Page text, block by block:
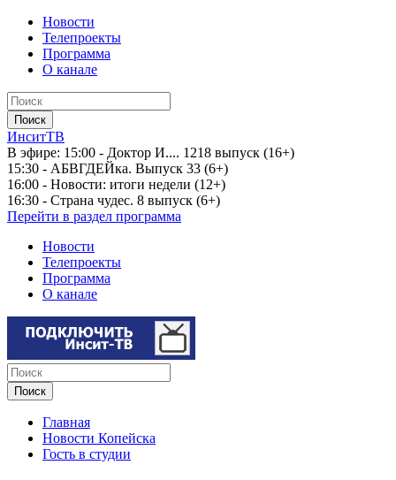
Новости
Телепроекты
Программа
О канале
ИнситТВ
В эфире: 15:00 - Доктор И.... 1218 выпуск (16+)
15:30 - АБВГДЕЙка. Выпуск 33 (6+)
16:00 - Новости: итоги недели (12+)
16:30 - Страна чудес. 8 выпуск (6+)
Перейти в раздел программа
Новости
Телепроекты
Программа
О канале
Главная
Новости Копейска
Гость в студии